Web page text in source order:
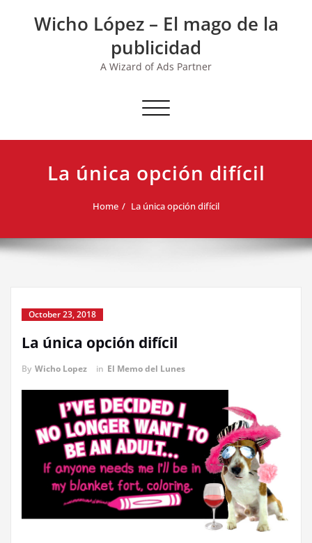
Wicho López – El mago de la
publicidad
A Wizard of Ads Partner
Toggle navigation
La única opción difícil
Home La única opción difícil
October 23, 2018
La única opción difícil
By Wicho Lopez in El Memo del Lunes